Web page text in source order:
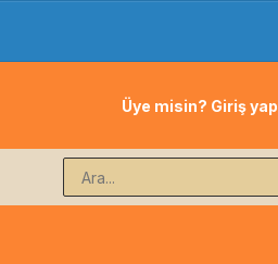
Üye misin? Giriş yap